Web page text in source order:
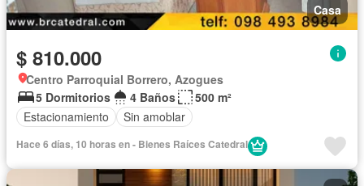
Casa
$ 810.000
Centro Parroquial Borrero, Azogues
5 Dormitorios
4 Baños
500 m²
Estacionamiento
Sin amoblar
Hace 6 días, 10 horas en - Bienes Raíces Catedral